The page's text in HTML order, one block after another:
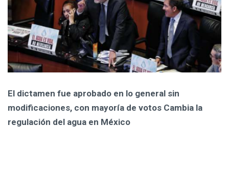
El dictamen fue aprobado en lo general sin
modificaciones, con mayoría de votos Cambia la
regulación del agua en México